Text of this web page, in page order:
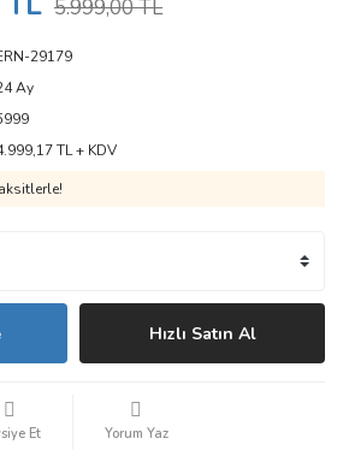
5.999,00 TL
29179
Ay
TL + KDV
Hızlı Satın Al
Et Yorum Yaz